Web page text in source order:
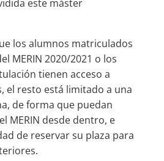
este máster
los alumnos matriculados
MERIN 2020/2021 o los
tienen acceso a
el resto está limitado a una
de forma que puedan
MERIN desde dentro, e
de reservar su plaza para